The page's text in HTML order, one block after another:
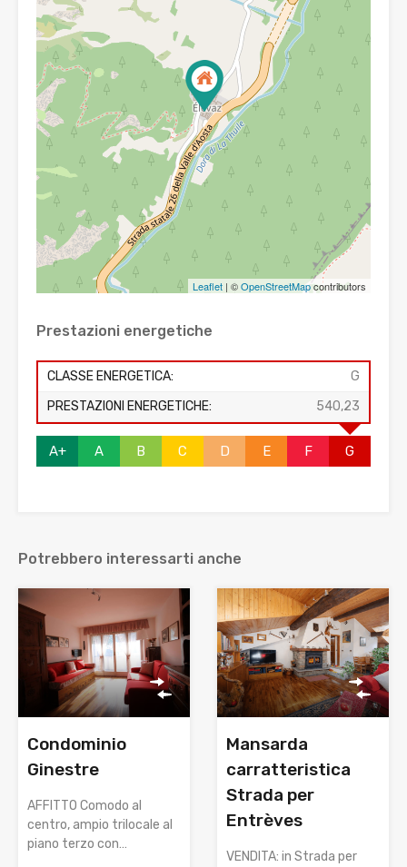
Leaflet | ©OpenStreetMapcontributors
Prestazioni energetiche
CLASSE ENERGETICA:
G
PRESTAZIONI ENERGETICHE:
540,23
A+ A B C D E F G
Potrebbero interessarti anche
Condominio
Ginestre
AFFITTO Comodo al
centro, ampio trilocale al
piano terzo con…
Mansarda
carratteristica
Strada per
Entrèves
VENDITA: in Strada per